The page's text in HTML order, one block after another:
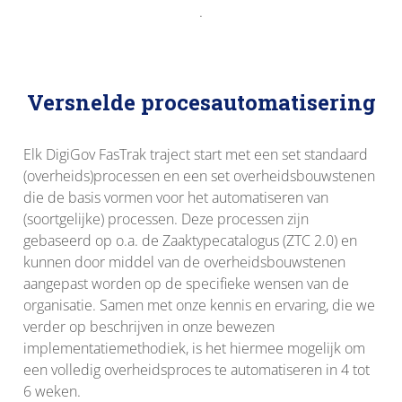
.
Versnelde procesautomatisering
Elk DigiGov FasTrak traject start met een set standaard
(overheids)processen en een set overheidsbouwstenen
die de basis vormen voor het automatiseren van
(soortgelijke) processen. Deze processen zijn
gebaseerd op o.a. de Zaaktypecatalogus (ZTC 2.0) en
kunnen door middel van de overheidsbouwstenen
aangepast worden op de specifieke wensen van de
organisatie. Samen met onze kennis en ervaring, die we
verder op beschrijven in onze bewezen
implementatiemethodiek, is het hiermee mogelijk om
een volledig overheidsproces te automatiseren in 4 tot
6 weken.